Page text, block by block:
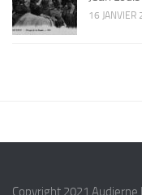
16 JANVIER
Copyright 2021 Audierne